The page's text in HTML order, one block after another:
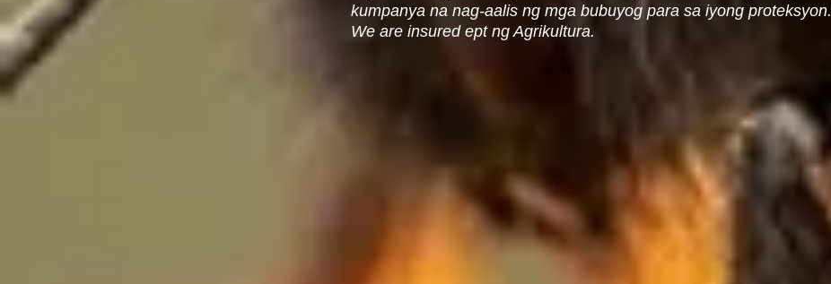
kumpanya na nag-aalis ng mga bubuyog para sa iyong proteksyon.
We are insured ept ng Agrikultura.